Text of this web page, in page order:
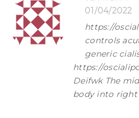
01/04/2022
https://
controls
generic
https://
Deifwk The
body into right